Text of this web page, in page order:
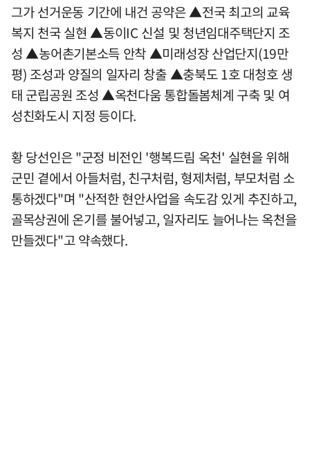
그가 선거운동 기간에 내건 공약은 ▲전국 최고의 교육
복지 천국 실현 ▲동이IC 신설 및 청년임대주택단지 조
성 ▲농어촌기본소득 안착 ▲미래성장 산업단지(19만
평) 조성과 양질의 일자리 창출 ▲충북도 1호 대청호 생
태 군립공원 조성 ▲옥천다움 통합돌봄체계 구축 및 여
성친화도시 지정 등이다.
황 당선인은 "군정 비전인 '행복드림 옥천' 실현을 위해
군민 곁에서 아들처럼, 친구처럼, 형제처럼, 부모처럼 소
통하겠다"며 "산적한 현안사업을 속도감 있게 추진하고,
골목상권에 온기를 불어넣고, 일자리도 늘어나는 옥천을
만들겠다"고 약속했다.